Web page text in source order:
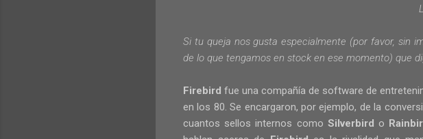
Si tu queja nos gusta especialmente (por favor, sin
de lo que tengamos en stock en ese momento) que
Firebird fue una compañía de software de
en los 80. Se encargaron, por ejemplo, de la
cuantos sellos internos como Silverbird o